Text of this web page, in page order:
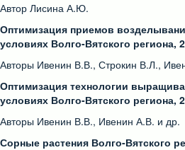
Автор Лисина А.Ю.
Оптимизация приемов
условиях Волго-Вятского региона,
Авторы Ивенин В.В., Строкин В.Л.,
Оптимизация технологии
условиях Волго-Вятского региона,
Авторы Ивенин В.В., Ивенин А.В. и др.
Сорные растения Волго-Вятского